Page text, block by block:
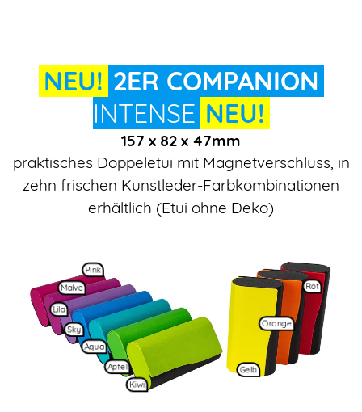
NEU! 2ER COMPANION
INTENSE NEU!
157 x 82 x 47mm
praktisches Doppeletui mit Magnetverschluss, in
zehn frischen Kunstleder-Farbkombinationen
erhältlich (Etui ohne Deko)
Pink
Malve
Lila
Sky
Aqua
Apfel
Kiwi
Gelb
Orange
Rot